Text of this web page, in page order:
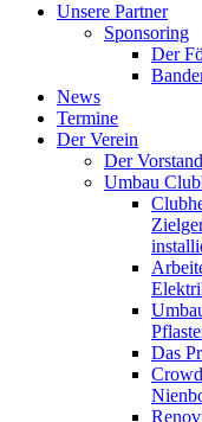
Unsere Partner
Sponsoring
Der
News
Termine
Der Verein
Der Vorstand
Umbau
Das